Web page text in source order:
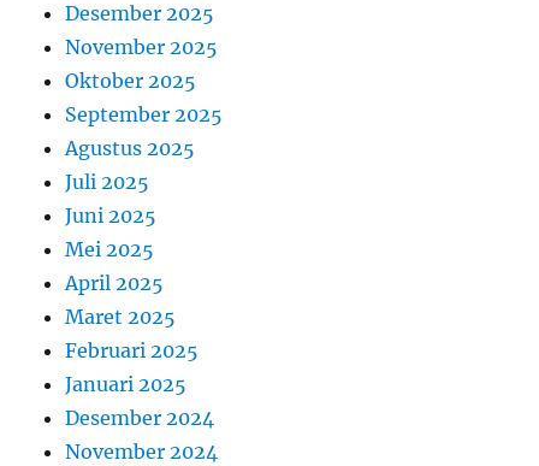
Desember 2025
November 2025
Oktober 2025
September 2025
Agustus 2025
Juli 2025
Juni 2025
Mei 2025
April 2025
Maret 2025
Februari 2025
Januari 2025
Desember 2024
November 2024